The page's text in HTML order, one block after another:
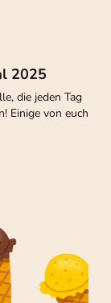
2025
die jeden Tag
Einige von euch